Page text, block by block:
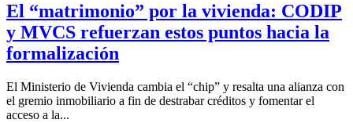
El “matrimonio” por la vivienda: CODIP
y MVCS refuerzan estos puntos hacia la
formalización
El Ministerio de Vivienda cambia el “chip” y resalta una alianza con
el gremio inmobiliario a fin de destrabar créditos y fomentar el
acceso a la...